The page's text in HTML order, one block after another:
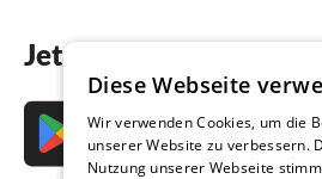
Jetzt die App
Diese Webseite
Wir verwenden Cookies, um die
unserer Website zu verbessern.
Nutzung unserer Webseite